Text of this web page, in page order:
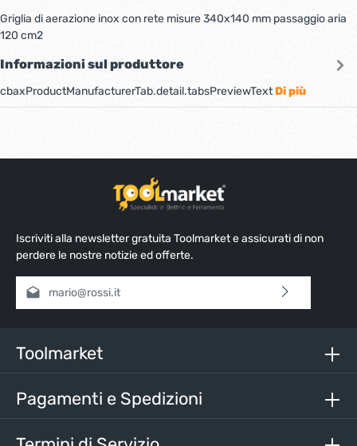
Griglia di aerazione inox con rete misure 340x140 mm passaggio aria
120 cm2
Informazioni sul produttore
cbaxProductManufacturerTab.detail.tabsPreviewTextDi più
Iscriviti alla newsletter gratuita Toolmarket e assicurati di non
perdere le nostre notizie ed offerte.
Indirizzo e-mail*
nostri termini e condizioni generali
Inserisci i caratteri sopra*
Toolmarket
Pagamenti e Spedizioni